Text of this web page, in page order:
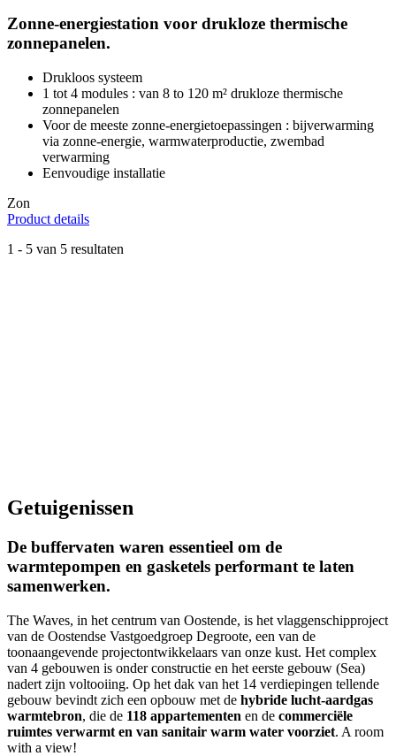
Zonne-energiestation voor drukloze thermische
zonnepanelen.
Drukloos systeem
1 tot 4 modules : van 8 to 120 m² drukloze thermische
zonnepanelen
Voor de meeste zonne-energietoepassingen : bijverwarming
via zonne-energie, warmwaterproductie, zwembad
verwarming
Eenvoudige installatie
Zon
Product details
1 - 5 van 5 resultaten
Getuigenissen
De buffervaten waren essentieel om de
warmtepompen en gasketels performant te laten
samenwerken.
The Waves, in het centrum van Oostende, is het vlaggenschipproject
van de Oostendse Vastgoedgroep Degroote, een van de
toonaangevende projectontwikkelaars van onze kust. Het complex
van 4 gebouwen is onder constructie en het eerste gebouw (Sea)
nadert zijn voltooiing. Op het dak van het 14 verdiepingen tellende
gebouw bevindt zich een opbouw met de hybride lucht-aardgas
warmtebron, die de 118 appartementen en de commerciële
ruimtes verwarmt en van sanitair warm water voorziet. A room
with a view!